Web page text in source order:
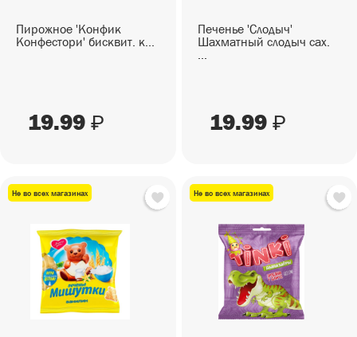
Пирожное 'Конфик
Конфестори' бисквит. к...
19.99 ₽
Печенье 'Слодыч'
Шахматный слодыч сах.
...
19.99 ₽
Не во всех магазинах Не во всех магазинах